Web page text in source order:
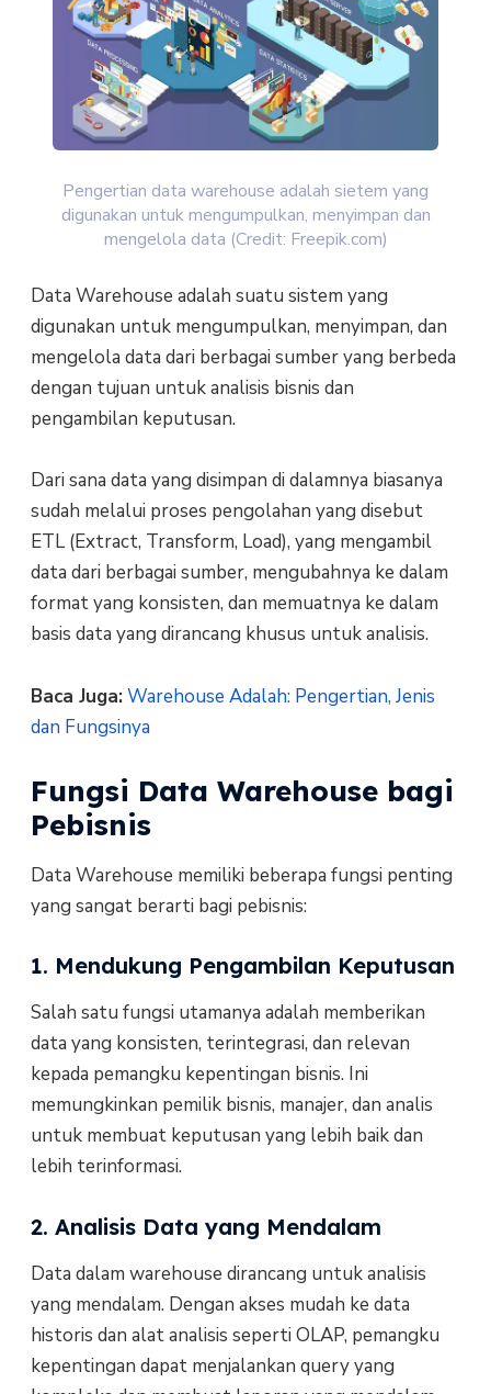
Pengertian data warehouse adalah sietem yang
digunakan untuk mengumpulkan, menyimpan dan
mengelola data (Credit: Freepik.com)
Data Warehouse adalah suatu sistem yang
digunakan untuk mengumpulkan, menyimpan, dan
mengelola data dari berbagai sumber yang berbeda
dengan tujuan untuk analisis bisnis dan
pengambilan keputusan.
Dari sana data yang disimpan di dalamnya biasanya
sudah melalui proses pengolahan yang disebut
ETL (Extract, Transform, Load), yang mengambil
data dari berbagai sumber, mengubahnya ke dalam
format yang konsisten, dan memuatnya ke dalam
basis data yang dirancang khusus untuk analisis.
Baca Juga:Warehouse Adalah: Pengertian, Jenis
dan Fungsinya
Fungsi Data Warehouse bagi
Pebisnis
Data Warehouse memiliki beberapa fungsi penting
yang sangat berarti bagi pebisnis:
1. Mendukung Pengambilan Keputusan
Salah satu fungsi utamanya adalah memberikan
data yang konsisten, terintegrasi, dan relevan
kepada pemangku kepentingan bisnis. Ini
memungkinkan pemilik bisnis, manajer, dan analis
untuk membuat keputusan yang lebih baik dan
lebih terinformasi.
2. Analisis Data yang Mendalam
Data dalam warehouse dirancang untuk analisis
yang mendalam. Dengan akses mudah ke data
historis dan alat analisis seperti OLAP, pemangku
kepentingan dapat menjalankan query yang